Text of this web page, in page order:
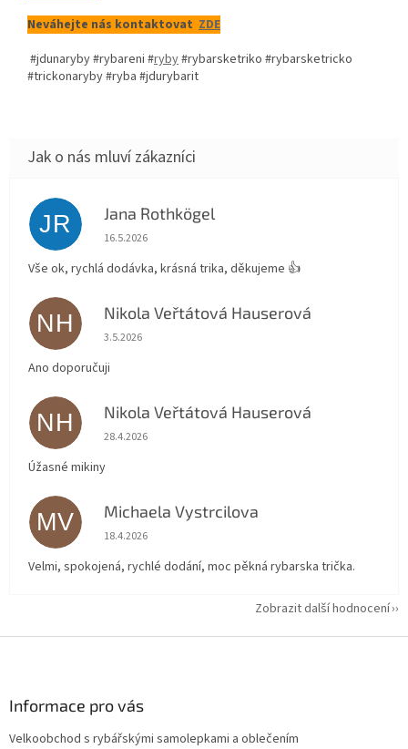
Neváhejte nás kontaktovat ZDE
#jdunaryby #rybareni #ryby#rybarsketriko #rybarsketricko
#trickonaryby #ryba #jdurybarit
JR Jana Rothkögel
Hodnocení obchodu je 5 z 5 hvězdiček.
16.5.2026
Vše ok, rychlá dodávka, krásná trika, děkujeme 👍
NH Nikola Veřtátová Hauserová
Hodnocení obchodu je 5 z 5 hvězdiček.
3.5.2026
Ano doporučuji
NH Nikola Veřtátová Hauserová
Hodnocení obchodu je 5 z 5 hvězdiček.
28.4.2026
Úžasné mikiny
MV Michaela Vystrcilova
Hodnocení obchodu je 5 z 5 hvězdiček.
18.4.2026
Velmi, spokojená, rychlé dodání, moc pěkná rybarska trička.
Zobrazit další hodnocení
Informace pro vás
Velkoobchod s rybářskými samolepkami a oblečením